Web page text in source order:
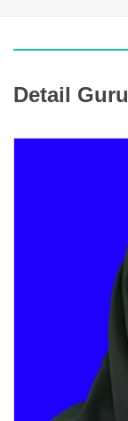
Detail Guru